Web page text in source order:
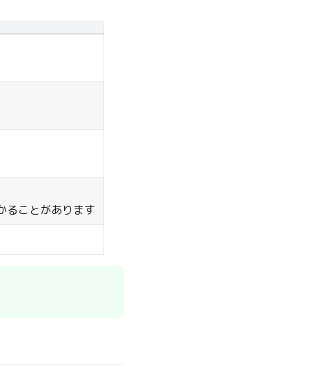
ることがあります